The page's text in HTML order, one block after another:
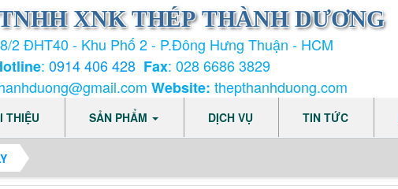
XNK THÉP THÀNH DƯƠNG
2 ĐHT40 - Khu Phố 2 - P.Đông Hưng Thuận - HCM
:0914 406 428 Fax: 028 6686 3829
Website: thepthanhduong.com
THIỆU SẢN PHẨM DỊCH VỤ TIN TỨC
. Thời gian chờ:60giây